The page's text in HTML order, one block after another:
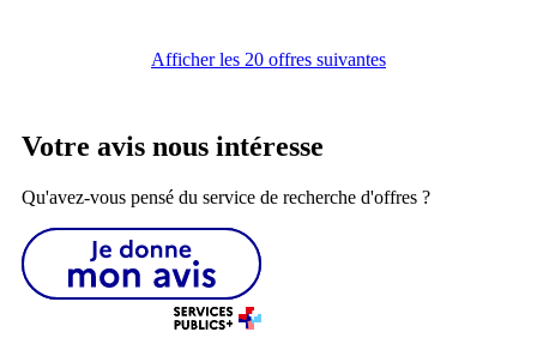
Afficher les 20 offres suivantes
Votre avis nous intéresse
Qu'avez-vous pensé du service de recherche d'offres ?